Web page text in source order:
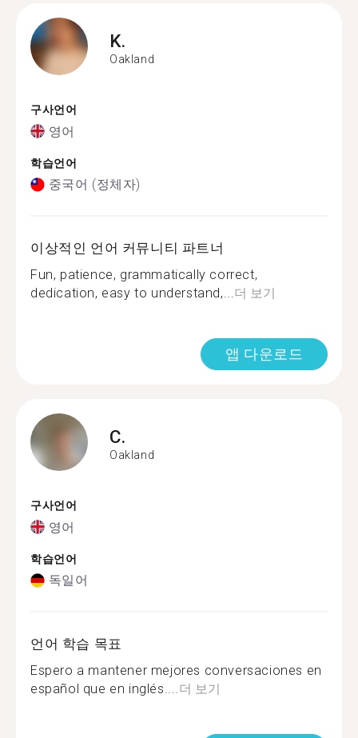
K.
Oakland
구사언어
영어
학습언어
중국어 (정체자)
이상적인 언어 커뮤니티 파트너
Fun, patience, grammatically correct,
dedication, easy to understand,...더 보기
앱 다운로드
C.
Oakland
구사언어
영어
학습언어
독일어
언어 학습 목표
Espero a mantener mejores conversaciones en
español que en inglés....더 보기